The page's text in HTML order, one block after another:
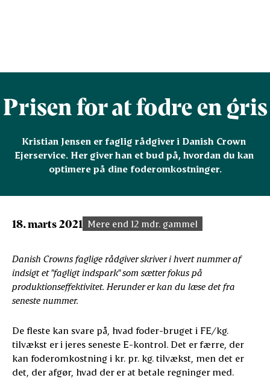
Prisen for at fodre en gris
Kristian Jensen er faglig rådgiver i Danish Crown
Ejerservice. Her giver han et bud på, hvordan du kan
optimere på dine foderomkostninger.
18. marts 2021 Mere end 12 mdr. gammel
Danish Crowns faglige rådgiver skriver i hvert nummer af
indsigt et "fagligt indspark" som sætter fokus på
produktionseffektivitet. Herunder er kan du læse det fra
seneste nummer.
De fleste kan svare på, hvad foder-bruget i FE/kg.
tilvækst er i jeres seneste E-kontrol. Det er færre, der
kan foderomkostning i kr. pr. kg. tilvækst, men det er
det, der afgør, hvad der er at betale regninger med.